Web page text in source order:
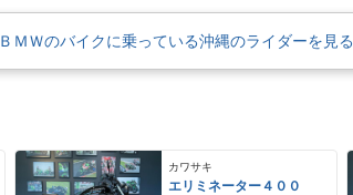
ＢＭＷのバイクに乗っている沖縄のライダーを見る
カワサキ
エリミネーター４００